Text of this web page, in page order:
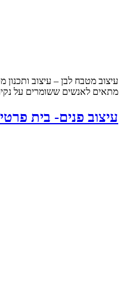
עיצוב מטבח לבן – עיצוב
מתאים לאנשים ששומרים על
עיצוב פנים- בית